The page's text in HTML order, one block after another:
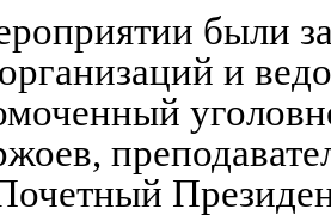
были
и